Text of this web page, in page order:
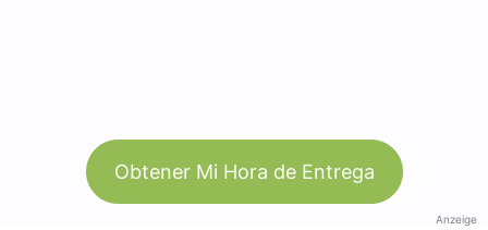
Obtener Mi Hora de Entrega
Anzeige